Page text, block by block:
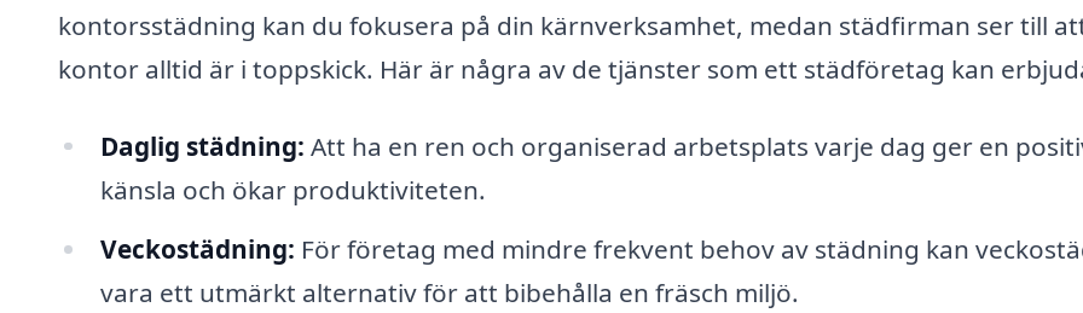
kontorsstädning kan du fokusera på din kärnverksamhet, medan städfirman ser till
kontor alltid är i toppskick. Här är några av de tjänster som ett städföretag kan
Daglig städning: Att ha en ren och organiserad arbetsplats varje dag ger en
känsla och ökar produktiviteten.
Veckostädning: För företag med mindre frekvent behov av städning kan
vara ett utmärkt alternativ för att bibehålla en fräsch miljö.